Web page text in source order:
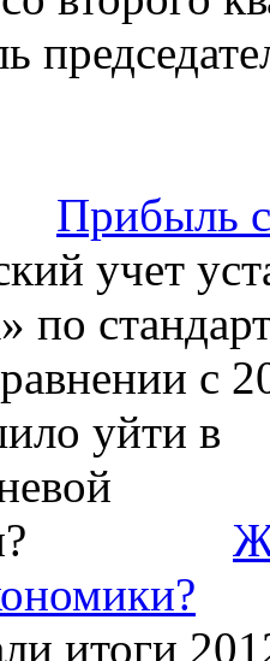
Прибыль
учет
по
с
итоги